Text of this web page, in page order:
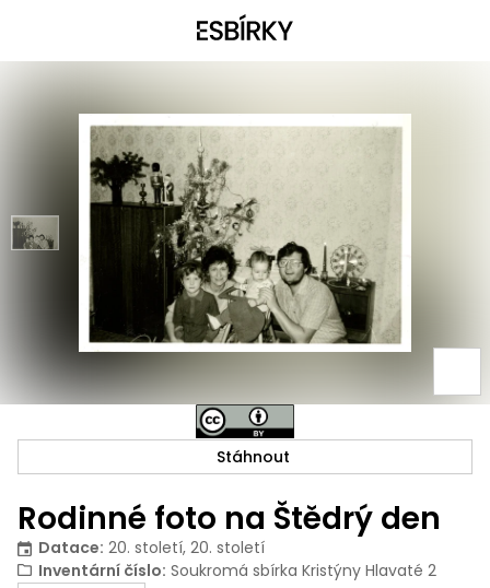
Rodinné foto na Štědrý den
Datace: 20. století, 20. století
Inventární číslo: Soukromá sbírka Kristýny Hlavaté 2
Stáhnout